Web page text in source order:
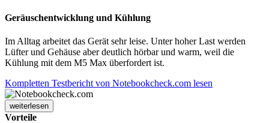
Geräuschentwicklung und Kühlung
Im Alltag arbeitet das Gerät sehr leise. Unter hoher Last werden
Lüfter und Gehäuse aber deutlich hörbar und warm, weil die
Kühlung mit dem M5 Max überfordert ist.
Kompletten Testbericht von Notebookcheck.com lesen
weiterlesen
Vorteile